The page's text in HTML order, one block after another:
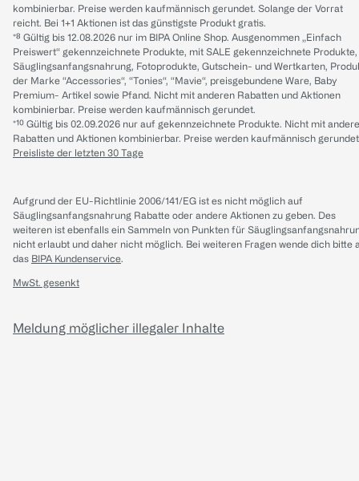
kombinierbar. Preise werden kaufmännisch gerundet. Solange der Vorrat
reicht. Bei 1+1 Aktionen ist das günstigste Produkt gratis.
*⁸ Gültig bis 12.08.2026 nur im BIPA Online Shop. Ausgenommen „Einfach
Preiswert“ gekennzeichnete Produkte, mit SALE gekennzeichnete Produkte,
Säuglingsanfangsnahrung, Fotoprodukte, Gutschein- und Wertkarten,
der Marke “Accessories“, “Tonies“, “Mavie“, preisgebundene Ware, Baby
Premium- Artikel sowie Pfand. Nicht mit anderen Rabatten und Aktionen
kombinierbar. Preise werden kaufmännisch gerundet.
*¹⁰ Gültig bis 02.09.2026 nur auf gekennzeichnete Produkte. Nicht mit
Rabatten und Aktionen kombinierbar. Preise werden kaufmännisch
Preisliste der letzten 30 Tage
Aufgrund der EU-Richtlinie 2006/141/EG ist es nicht möglich auf
Säuglingsanfangsnahrung Rabatte oder andere Aktionen zu geben. Des
weiteren ist ebenfalls ein Sammeln von Punkten für
nicht erlaubt und daher nicht möglich. Bei weiteren Fragen wende dich bitte
das BIPA Kundenservice.
MwSt. gesenkt
Meldung möglicher illegaler Inhalte